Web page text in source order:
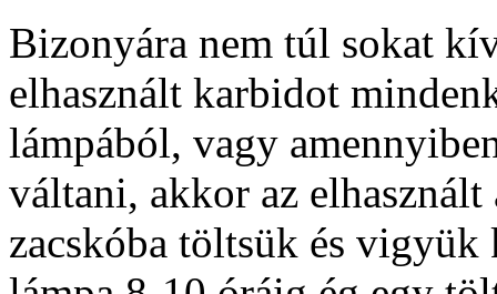
Bizonyára nem túl sokat
elhasznált karbidot
lámpából, vagy
váltani, akkor az
zacskóba töltsük és